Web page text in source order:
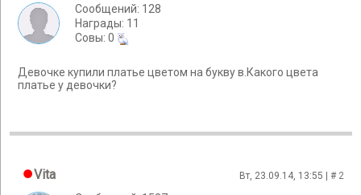
Сообщений: 128
Награды: 11
Cовы: 0
Девочке купили платье цветом на букву в.Какого цвета
платье у девочки?
Vita Вт, 23.09.14, 13:55 | # 2